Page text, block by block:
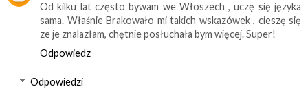
Od kilku lat często bywam we Włoszech , uczę się języka
sama. Właśnie Brakowało mi takich wskazówek , cieszę się
ze je znalazłam, chętnie posłuchała bym więcej. Super!
Odpowiedz
Odpowiedzi